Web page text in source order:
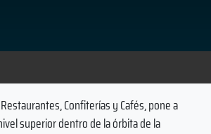
Confiterías y Cafés, pone a
superior dentro de la órbita de la